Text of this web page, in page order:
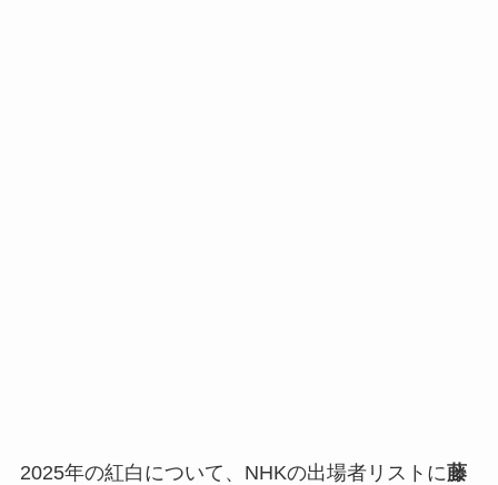
2025年の紅白について、NHKの出場者リストに藤